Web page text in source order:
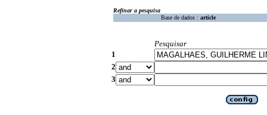
Refinar a pesquisa
Base de dados : article
Pesquisar
1
2
3